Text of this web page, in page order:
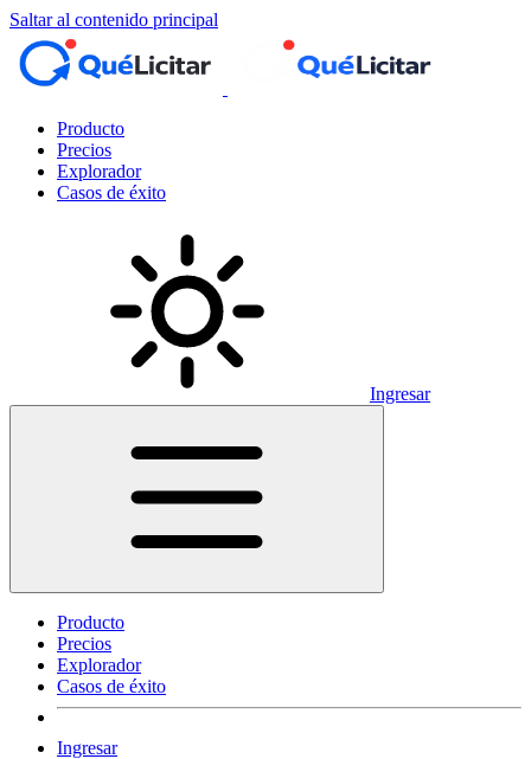
Saltar al contenido principal
Producto
Precios
Explorador
Casos de éxito
Ingresar
Producto
Precios
Explorador
Casos de éxito
Ingresar